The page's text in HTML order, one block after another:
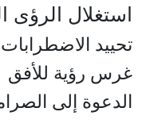
استغلال الرؤى
تحييد
غرس رؤية للأفق
الدعوة إلى